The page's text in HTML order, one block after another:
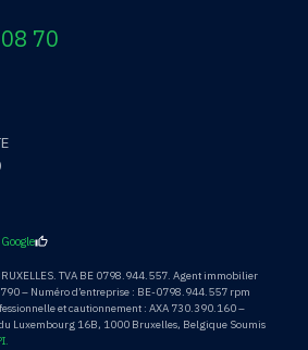
70
TVA BE 0798.944.557. Agent immobilier
– Numéro d’entreprise : BE-0798.944.557 rpm
et cautionnement : AXA 730.390.160 –
Luxembourg 16B, 1000 Bruxelles, Belgique Soumis